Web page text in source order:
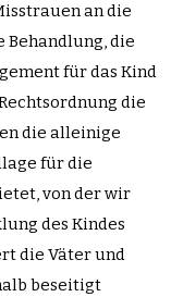
an die
die
für das Kind
die
die alleinige
für die
von der wir
des Kindes
die Väter und
beseitigt